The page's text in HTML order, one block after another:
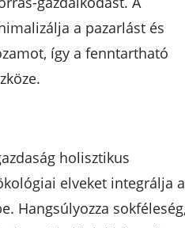
a pazarlást és
így a fenntartható
holisztikus
elveket integrálja a
Hangsúlyozza